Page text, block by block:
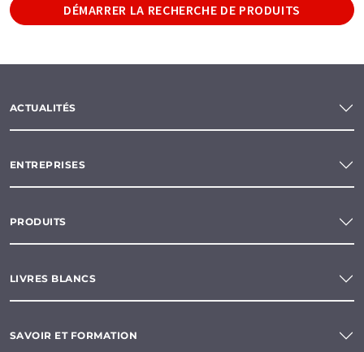
DÉMARRER LA RECHERCHE DE PRODUITS
ACTUALITÉS
ENTREPRISES
PRODUITS
LIVRES BLANCS
SAVOIR ET FORMATION